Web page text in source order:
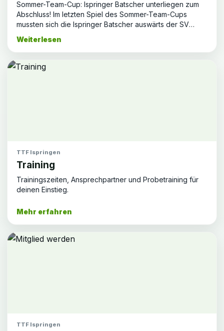
Sommer-Team-Cup: Ispringer Batscher unterliegen zum
Abschluss! Im letzten Spiel des Sommer-Team-Cups
mussten sich die Ispringer Batscher auswärts der SV
Weiterlesen
TTF Ispringen
Training
Trainingszeiten, Ansprechpartner und Probetraining für
deinen Einstieg.
Mehr erfahren
TTF Ispringen